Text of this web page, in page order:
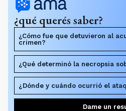
¿qué querés saber?
¿Cómo fue que detuvieron al
crimen?
¿Qué determinó la necropsia
¿Dónde y cuándo ocurrió el
Dame un